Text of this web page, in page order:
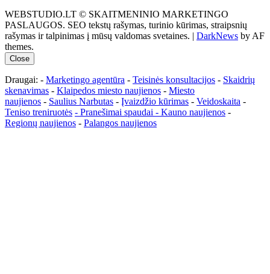
WEBSTUDIO.LT © SKAITMENINIO MARKETINGO
PASLAUGOS. SEO tekstų rašymas, turinio kūrimas, straipsnių
rašymas ir talpinimas į mūsų valdomas svetaines. | DarkNews by AF
themes.
Close
Draugai: - Marketingo agentūra - Teisinės konsultacijos - Skaidrių
skenavimas - Klaipedos miesto naujienos - Miesto
naujienos - Saulius Narbutas - Įvaizdžio kūrimas - Veidoskaita -
Teniso treniruotės - Pranešimai spaudai - Kauno naujienos -
Regionų naujienos - Palangos naujienos